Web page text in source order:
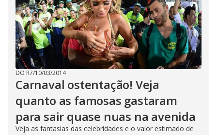
DO R7/10/03/2014
Carnaval ostentação! Veja
quanto as famosas gastaram
para sair quase nuas na avenida
Veja as fantasias das celebridades e o valor estimado de